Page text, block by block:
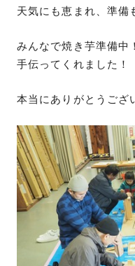
天気にも恵まれ、準備
みんなで焼き芋準備
手伝ってくれました！
本当にありがとうござ